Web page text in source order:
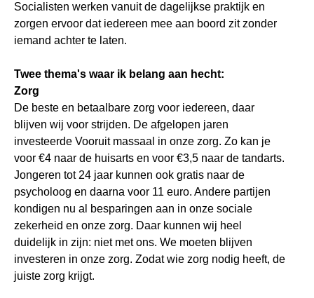
Socialisten werken vanuit de dagelijkse praktijk en
zorgen ervoor dat iedereen mee aan boord zit zonder
iemand achter te laten.
Twee thema's waar ik belang aan hecht:
Zorg
De beste en betaalbare zorg voor iedereen, daar
blijven wij voor strijden. De afgelopen jaren
investeerde Vooruit massaal in onze zorg. Zo kan je
voor €4 naar de huisarts en voor €3,5 naar de tandarts.
Jongeren tot 24 jaar kunnen ook gratis naar de
psycholoog en daarna voor 11 euro. Andere partijen
kondigen nu al besparingen aan in onze sociale
zekerheid en onze zorg. Daar kunnen wij heel
duidelijk in zijn: niet met ons. We moeten blijven
investeren in onze zorg. Zodat wie zorg nodig heeft, de
juiste zorg krijgt.